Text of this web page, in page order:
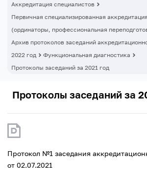
Аккредитация специалистов
Первичная специализированная
(ординаторы, профессиональная
Архив протоколов заседаний
2022 год
Функциональная диагностика
Протоколы заседаний за 2021 год
Протоколы заседаний за
Протокол №1 заседания
от 02.07.2021